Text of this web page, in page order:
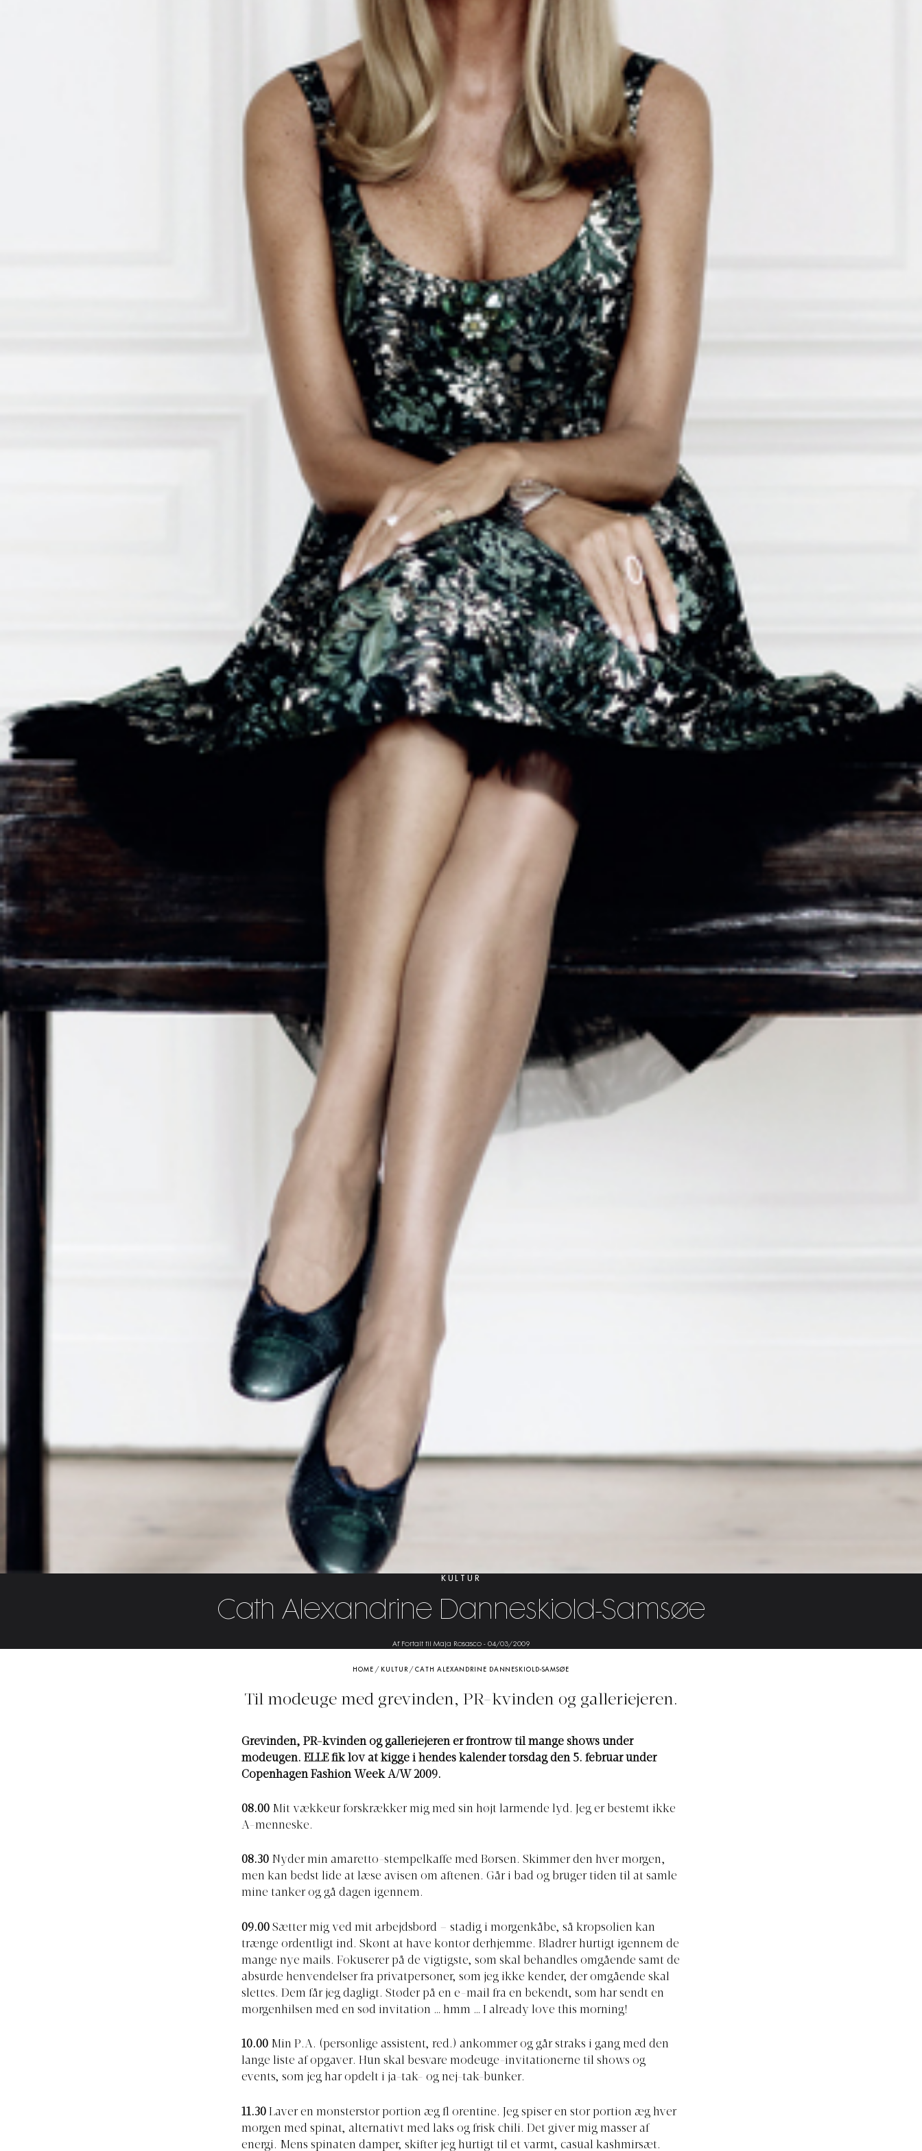
KULTUR
Cath Alexandrine Danneskiold-Samsøe
Af Fortalt til Maja Rosasco- 04/03/2009
HOME / KULTUR/CATH ALEXANDRINE DANNESKIOLD-SAMSØE
Til modeuge med grevinden, PR-kvinden og galleriejeren.
Grevinden, PR-kvinden og galleriejeren er frontrow til mange shows under
modeugen. ELLE fik lov at kigge i hendes kalender torsdag den 5. februar under
Copenhagen Fashion Week A/W 2009.
08.00 Mit vækkeur forskrækker mig med sin højt larmende lyd. Jeg er bestemt ikke
A-menneske.
08.30 Nyder min amaretto-stempelkaffe med Børsen. Skimmer den hver morgen,
men kan bedst lide at læse avisen om aftenen. Går i bad og bruger tiden til at samle
mine tanker og gå dagen igennem.
09.00 Sætter mig ved mit arbejdsbord – stadig i morgenkåbe, så kropsolien kan
trænge ordentligt ind. Skønt at have kontor derhjemme. Bladrer hurtigt igennem de
mange nye mails. Fokuserer på de vigtigste, som skal behandles omgående samt de
absurde henvendelser fra privatpersoner, som jeg ikke kender, der omgående skal
slettes. Dem får jeg dagligt. Støder på en e-mail fra en bekendt, som har sendt en
morgenhilsen med en sød invitation … hmm … I already love this morning!
10.00 Min P.A. (personlige assistent, red.) ankommer og går straks i gang med den
lange liste af opgaver. Hun skal besvare modeuge-invitationerne til shows og
events, som jeg har opdelt i ja-tak- og nej-tak-bunker.
11.30 Laver en monsterstor portion æg fl orentine. Jeg spiser en stor portion æg hver
morgen med spinat, alternativt med laks og frisk chili. Det giver mig masser af
energi. Mens spinaten damper, skifter jeg hurtigt til et varmt, casual kashmirsæt.